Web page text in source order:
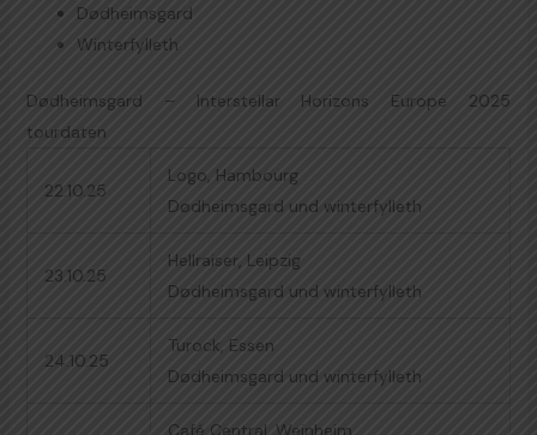
Dødheimsgard
Winterfylleth
Dødheimsgard – Interstellar Horizons Europe 2025
tourdaten
22.10.25
Logo, Hambourg
Dødheimsgard und winterfylleth
23.10.25
Hellraiser, Leipzig
Dødheimsgard und winterfylleth
24.10.25
Turock, Essen
Dødheimsgard und winterfylleth
Café Central, Weinheim